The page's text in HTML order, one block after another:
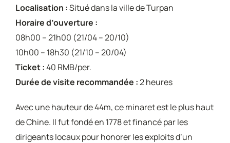
Localisation :Situé dans la ville de Turpan
Horaire d’ouverture :
08h00 – 21h00 (21/04 – 20/10)
10h00 – 18h30 (21/10 – 20/04)
Ticket :40 RMB/per.
Durée de visite recommandée :2 heures
Avec une hauteur de 44m, ce minaret est le plus haut
de Chine. Il fut fondé en 1778 et financé par les
dirigeants locaux pour honorer les exploits d’un